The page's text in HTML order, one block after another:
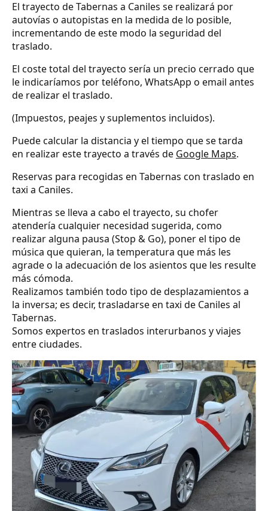
El trayecto de Tabernas a Caniles se realizará por
autovías o autopistas en la medida de lo posible,
incrementando de este modo la seguridad del
traslado.
El coste total del trayecto sería un precio cerrado que
le indicaríamos por teléfono, WhatsApp o email antes
de realizar el traslado.
(Impuestos, peajes y suplementos incluidos).
Puede calcular la distancia y el tiempo que se tarda
en realizar este trayecto a través de Google Maps.
Reservas para recogidas en Tabernas con traslado en
taxi a Caniles.
Mientras se lleva a cabo el trayecto, su chofer
atendería cualquier necesidad sugerida, como
realizar alguna pausa (Stop & Go), poner el tipo de
música que quieran, la temperatura que más les
agrade o la adecuación de los asientos que les resulte
más cómoda.
Realizamos también todo tipo de desplazamientos a
la inversa; es decir, trasladarse en taxi de Caniles al
Tabernas.
Somos expertos en traslados interurbanos y viajes
entre ciudades.